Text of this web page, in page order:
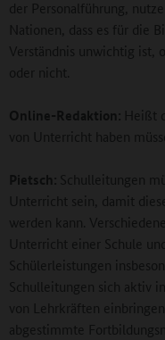
der Personalführung,
Nationen, dass es für die
Verständnis unwichtig ist,
oder nicht.
Online-Redaktion: Heißt
von Unterricht haben
Pietsch:
Schulleitungen
Unterricht sein, damit
werden kann.
Unterricht einer Schule
Schülerleistungen
Schulleitungen sich aktiv
von Lehrkräften
abgestimmte